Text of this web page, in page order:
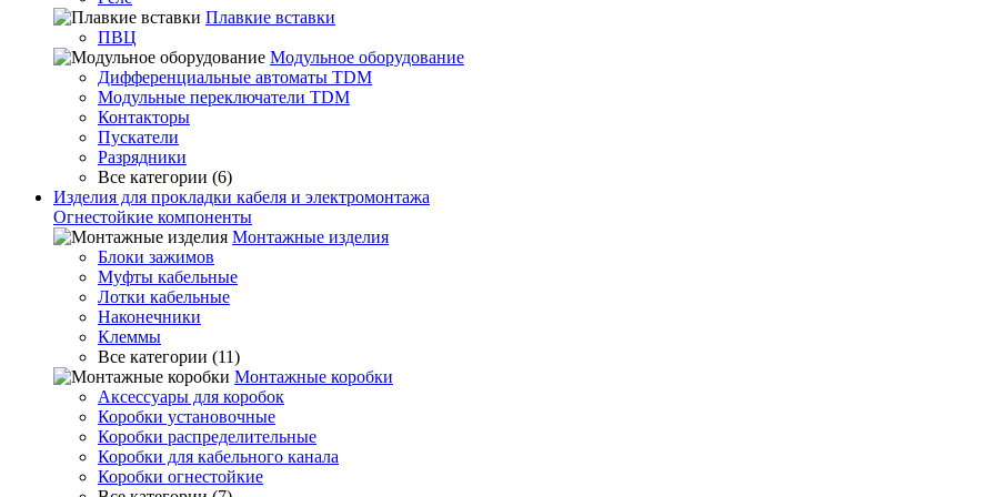
Плавкие вставки
ПВЦ
Модульное оборудование
Дифференциальные автоматы TDM
Модульные переключатели TDM
Контакторы
Пускатели
Разрядники
Все категории (6)
Изделия для прокладки кабеля и электромонтажа
Огнестойкие компоненты
Монтажные изделия
Блоки зажимов
Муфты кабельные
Лотки кабельные
Наконечники
Клеммы
Все категории (11)
Монтажные коробки
Аксессуары для коробок
Коробки установочные
Коробки распределительные
Коробки для кабельного канала
Коробки огнестойкие